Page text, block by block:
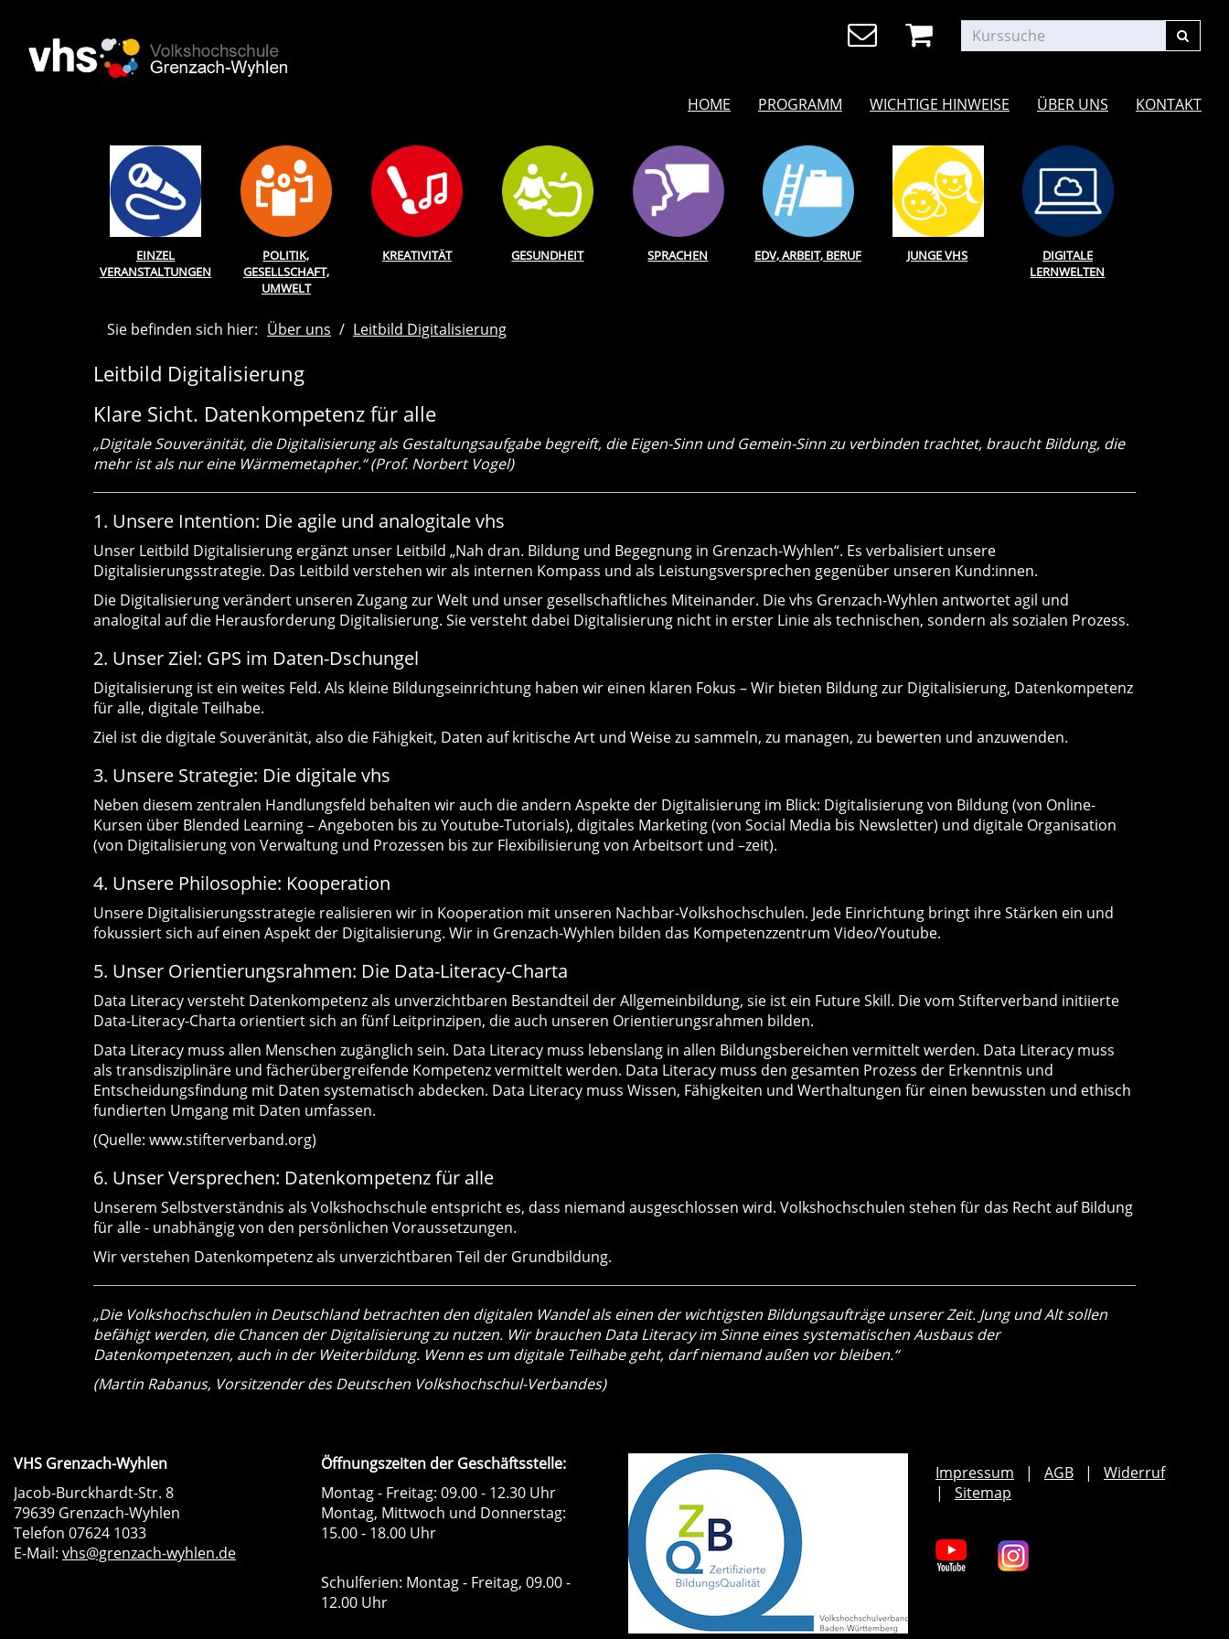
HOME PROGRAMM WICHTIGE HINWEISE ÜBER UNS KONTAKT
EINZEL
VERANSTALTUNGEN
POLITIK,
GESELLSCHAFT,
UMWELT
KREATIVITÄT GESUNDHEIT SPRACHEN EDV, ARBEIT, BERUF JUNGE VHS
DIGITALE
LERNWELTEN
Sie befinden sich hier: Über uns Leitbild Digitalisierung
Leitbild Digitalisierung
Klare Sicht. Datenkompetenz für alle
„Digitale Souveränität, die Digitalisierung als Gestaltungsaufgabe begreift, die Eigen-Sinn und Gemein-Sinn zu verbinden trachtet, braucht Bildung, die
mehr ist als nur eine Wärmemetapher.“ (Prof. Norbert Vogel)
1. Unsere Intention: Die agile und analogitale vhs
Unser Leitbild Digitalisierung ergänzt unser Leitbild „Nah dran. Bildung und Begegnung in Grenzach-Wyhlen“. Es verbalisiert unsere
Digitalisierungsstrategie. Das Leitbild verstehen wir als internen Kompass und als Leistungsversprechen gegenüber unseren Kund:innen.
Die Digitalisierung verändert unseren Zugang zur Welt und unser gesellschaftliches Miteinander. Die vhs Grenzach-Wyhlen antwortet agil und
analogital auf die Herausforderung Digitalisierung. Sie versteht dabei Digitalisierung nicht in erster Linie als technischen, sondern als sozialen Prozess.
2. Unser Ziel: GPS im Daten-Dschungel
Digitalisierung ist ein weites Feld. Als kleine Bildungseinrichtung haben wir einen klaren Fokus – Wir bieten Bildung zur Digitalisierung, Datenkompetenz
für alle, digitale Teilhabe.
Ziel ist die digitale Souveränität, also die Fähigkeit, Daten auf kritische Art und Weise zu sammeln, zu managen, zu bewerten und anzuwenden.
3. Unsere Strategie: Die digitale vhs
Neben diesem zentralen Handlungsfeld behalten wir auch die andern Aspekte der Digitalisierung im Blick: Digitalisierung von Bildung (von Online-
Kursen über Blended Learning – Angeboten bis zu Youtube-Tutorials), digitales Marketing (von Social Media bis Newsletter) und digitale Organisation
(von Digitalisierung von Verwaltung und Prozessen bis zur Flexibilisierung von Arbeitsort und –zeit).
4. Unsere Philosophie: Kooperation
Unsere Digitalisierungsstrategie realisieren wir in Kooperation mit unseren Nachbar-Volkshochschulen. Jede Einrichtung bringt ihre Stärken ein und
fokussiert sich auf einen Aspekt der Digitalisierung. Wir in Grenzach-Wyhlen bilden das Kompetenzzentrum Video/Youtube.
5. Unser Orientierungsrahmen: Die Data-Literacy-Charta
Data Literacy versteht Datenkompetenz als unverzichtbaren Bestandteil der Allgemeinbildung, sie ist ein Future Skill. Die vom Stifterverband initiierte
Data-Literacy-Charta orientiert sich an fünf Leitprinzipen, die auch unseren Orientierungsrahmen bilden.
Data Literacy muss allen Menschen zugänglich sein. Data Literacy muss lebenslang in allen Bildungsbereichen vermittelt werden. Data Literacy muss
als transdisziplinäre und fächerübergreifende Kompetenz vermittelt werden. Data Literacy muss den gesamten Prozess der Erkenntnis und
Entscheidungsfindung mit Daten systematisch abdecken. Data Literacy muss Wissen, Fähigkeiten und Werthaltungen für einen bewussten und ethisch
fundierten Umgang mit Daten umfassen.
(Quelle: www.stifterverband.org)
6. Unser Versprechen: Datenkompetenz für alle
Unserem Selbstverständnis als Volkshochschule entspricht es, dass niemand ausgeschlossen wird. Volkshochschulen stehen für das Recht auf Bildung
für alle - unabhängig von den persönlichen Voraussetzungen.
Wir verstehen Datenkompetenz als unverzichtbaren Teil der Grundbildung.
„Die Volkshochschulen in Deutschland betrachten den digitalen Wandel als einen der wichtigsten Bildungsaufträge unserer Zeit. Jung und Alt sollen
befähigt werden, die Chancen der Digitalisierung zu nutzen. Wir brauchen Data Literacy im Sinne eines systematischen Ausbaus der
Datenkompetenzen, auch in der Weiterbildung. Wenn es um digitale Teilhabe geht, darf niemand außen vor bleiben.“
(Martin Rabanus, Vorsitzender des Deutschen Volkshochschul-Verbandes)
VHS Grenzach-Wyhlen
Jacob-Burckhardt-Str. 8
79639 Grenzach-Wyhlen
Telefon 07624 1033
E-Mail: vhs@grenzach-wyhlen.de
Öffnungszeiten der Geschäftsstelle:
Montag - Freitag: 09.00 - 12.30 Uhr
Montag, Mittwoch und Donnerstag:
15.00 - 18.00 Uhr
Schulferien: Montag - Freitag, 09.00 -
12.00 Uhr
Impressum AGB
Widerruf
Sitemap